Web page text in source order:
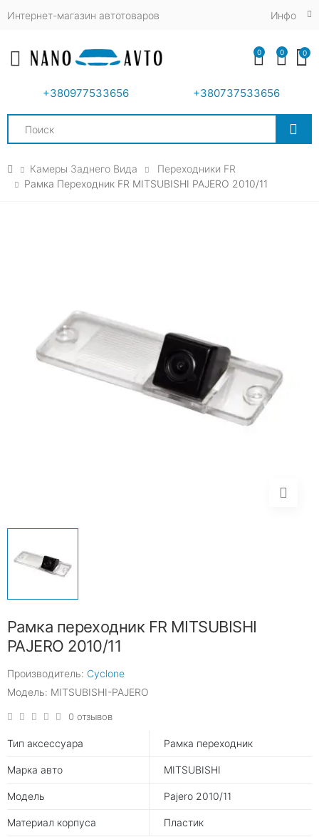
Интернет-магазин автотоваров Инфо
Toggle mobile menu
+380977533656 +380737533656
Search
0 0 0
Камеры Заднего Вида
Переходники FR
Рамка Переходник FR MITSUBISHI PAJERO 2010/11
Рамка переходник FR MITSUBISHI
PAJERO 2010/11
Производитель: Cyclone
Модель: MITSUBISHI-PAJERO
0 отзывов
Тип аксессуара Рамка переходник
Марка авто MITSUBISHI
Модель Pajero 2010/11
Материал корпуса Пластик